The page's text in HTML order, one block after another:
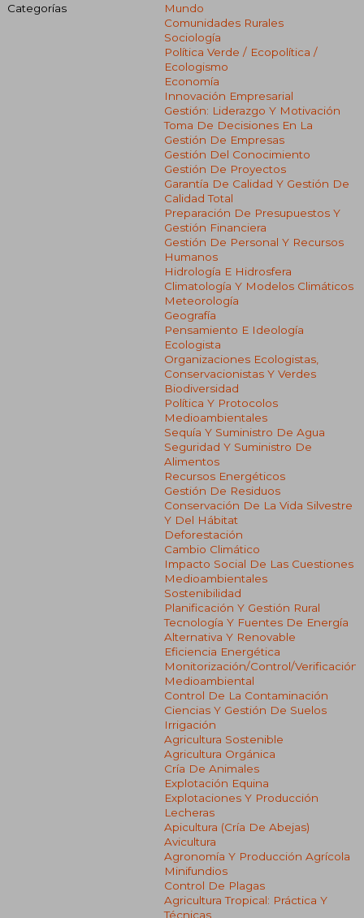
Categorías
Mundo
Comunidades Rurales
Sociología
Política Verde / Ecopolítica /
Ecologismo
Economía
Innovación Empresarial
Gestión: Liderazgo Y Motivación
Toma De Decisiones En La
Gestión De Empresas
Gestión Del Conocimiento
Gestión De Proyectos
Garantía De Calidad Y Gestión De
Calidad Total
Preparación De Presupuestos Y
Gestión Financiera
Gestión De Personal Y Recursos
Humanos
Hidrología E Hidrosfera
Climatología Y Modelos Climáticos
Meteorología
Geografía
Pensamiento E Ideología
Ecologista
Organizaciones Ecologistas,
Conservacionistas Y Verdes
Biodiversidad
Política Y Protocolos
Medioambientales
Sequía Y Suministro De Agua
Seguridad Y Suministro De
Alimentos
Recursos Energéticos
Gestión De Residuos
Conservación De La Vida Silvestre
Y Del Hábitat
Deforestación
Cambio Climático
Impacto Social De Las Cuestiones
Medioambientales
Sostenibilidad
Planificación Y Gestión Rural
Tecnología Y Fuentes De Energía
Alternativa Y Renovable
Eficiencia Energética
Monitorización/control/verificación
Medioambiental
Control De La Contaminación
Ciencias Y Gestión De Suelos
Irrigación
Agricultura Sostenible
Agricultura Orgánica
Cría De Animales
Explotación Equina
Explotaciones Y Producción
Lecheras
Apicultura (cría De Abejas)
Avicultura
Agronomía Y Producción Agrícola
Minifundios
Control De Plagas
Agricultura Tropical: Práctica Y
Técnicas